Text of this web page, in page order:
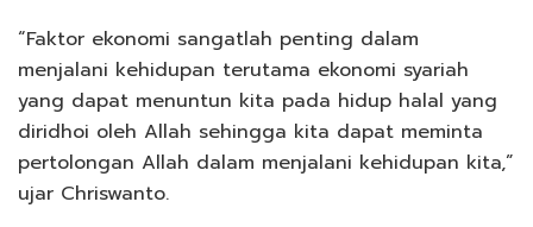
“Faktor ekonomi sangatlah penting dalam
menjalani kehidupan terutama ekonomi syariah
yang dapat menuntun kita pada hidup halal yang
diridhoi oleh Allah sehingga kita dapat meminta
pertolongan Allah dalam menjalani kehidupan kita,”
ujar Chriswanto.